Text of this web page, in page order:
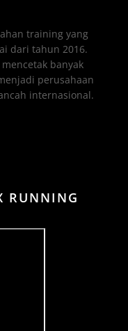
training yang
dari tahun 2016.
banyak
perusahaan
internasional.
RUNNING